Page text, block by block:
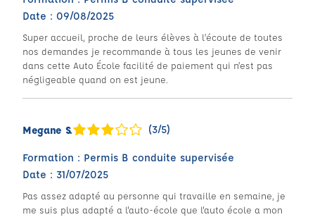
Date : 09/08/2025
Super accueil, proche de leurs élèves à l’écoute de toutes
nos demandes je recommande à tous les jeunes de venir
dans cette Auto École facilité de paiement qui n’est pas
négligeable quand on est jeune.
Megane S. (3/5)
Formation : Permis B conduite supervisée
Date : 31/07/2025
Pas assez adapté au personne qui travaille en semaine, je
me suis plus adapté a l'auto-école que l'auto école a mon